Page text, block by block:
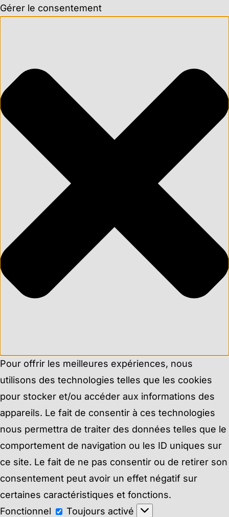
Gérer le consentement
Pour offrir les meilleures expériences, nous
utilisons des technologies telles que les cookies
pour stocker et/ou accéder aux informations des
appareils. Le fait de consentir à ces technologies
nous permettra de traiter des données telles que le
comportement de navigation ou les ID uniques sur
ce site. Le fait de ne pas consentir ou de retirer son
consentement peut avoir un effet négatif sur
certaines caractéristiques et fonctions.
Fonctionnel
Fonctionnel
Toujours activé